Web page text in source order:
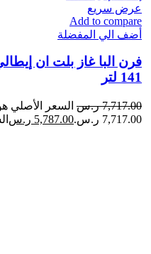
عرض سريع
Add to compare
أضف الي المفضلة
141 لتر
7,717.00 ر.س السعر الأصلي
7,717.00 ر.س.
5,787.00 ر.س